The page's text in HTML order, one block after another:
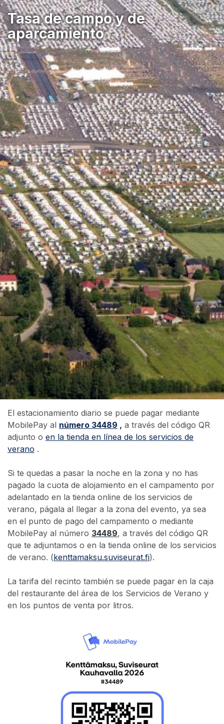
Tasa de campo y de
aparcamiento
El estacionamiento diario se puede pagar mediante
MobilePay al número 34489 , a través del código QR
adjunto o en la tienda en línea de los servicios de
verano .
Si te quedas a pasar la noche en la zona y no has
pagado la cuota de alojamiento en el campamento por
adelantado en la tienda online de los servicios de
verano, págala al llegar a la zona del evento, ya sea
en el punto de pago del campamento o mediante
MobilePay al número 34489, a través del código QR
que te adjuntamos o en la tienda online de los servicios
de verano. (kenttamaksu.suviseurat.fi).
La tarifa del recinto también se puede pagar en la caja
del restaurante del área de los Servicios de Verano y
en los puntos de venta por litros.